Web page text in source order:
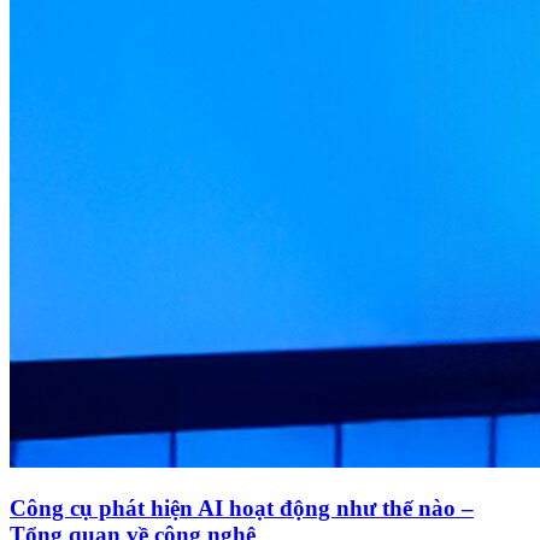
Công cụ phát hiện AI hoạt động như thế nào –
Tổng quan về công nghệ